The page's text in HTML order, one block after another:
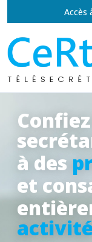
Accès
à des
et
activité